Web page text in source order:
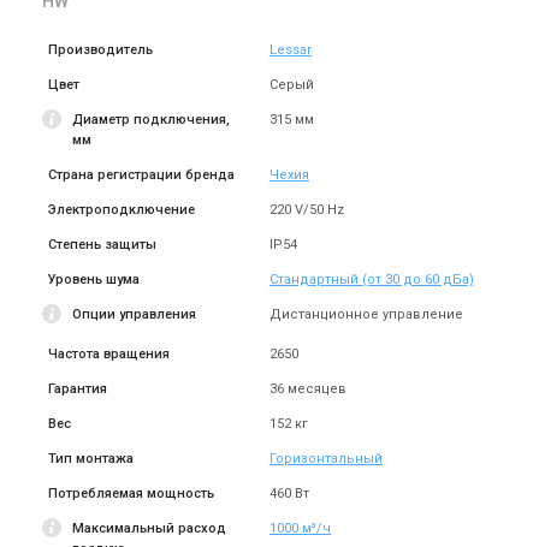
Производитель Lessar
Цвет Серый
Диаметр подключения,
мм
315 мм
Страна регистрации бренда Чехия
Электроподключение 220 V/50 Hz
Степень защиты IP54
Уровень шума Стандартный (от 30 до 60 дБа)
Опции управления Дистанционное управление
Частота вращения 2650
Гарантия 36 месяцев
Вес 152 кг
Тип монтажа Горизонтальный
Потребляемая мощность 460 Вт
Максимальный расход
1000 м³/ч